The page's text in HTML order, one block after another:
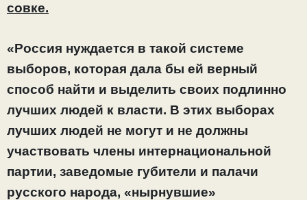
совке.
«Россия нуждается в такой системе
выборов, которая дала бы ей верный
способ найти и выделить своих подлинно
лучших людей к власти. В этих выборах
лучших людей не могут и не должны
участвовать члены интернациональной
партии, заведомые губители и палачи
русского народа, «нырнувшие»